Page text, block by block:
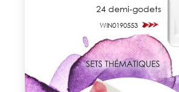
24 demi-godets
WIN0190553